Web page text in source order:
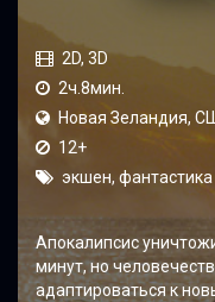
2D, 3D
2ч.8мин.
Новая Зеландия,
12+
экшен, фантастика
Апокалипсис
минут, но
адаптироваться к